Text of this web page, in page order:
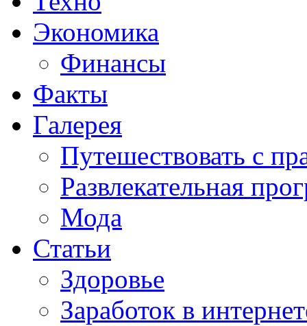
Экономика
Финансы
Факты
Галерея
Путешествовать с
Развлекательная
Мода
Статьи
Здоровье
Заработок в